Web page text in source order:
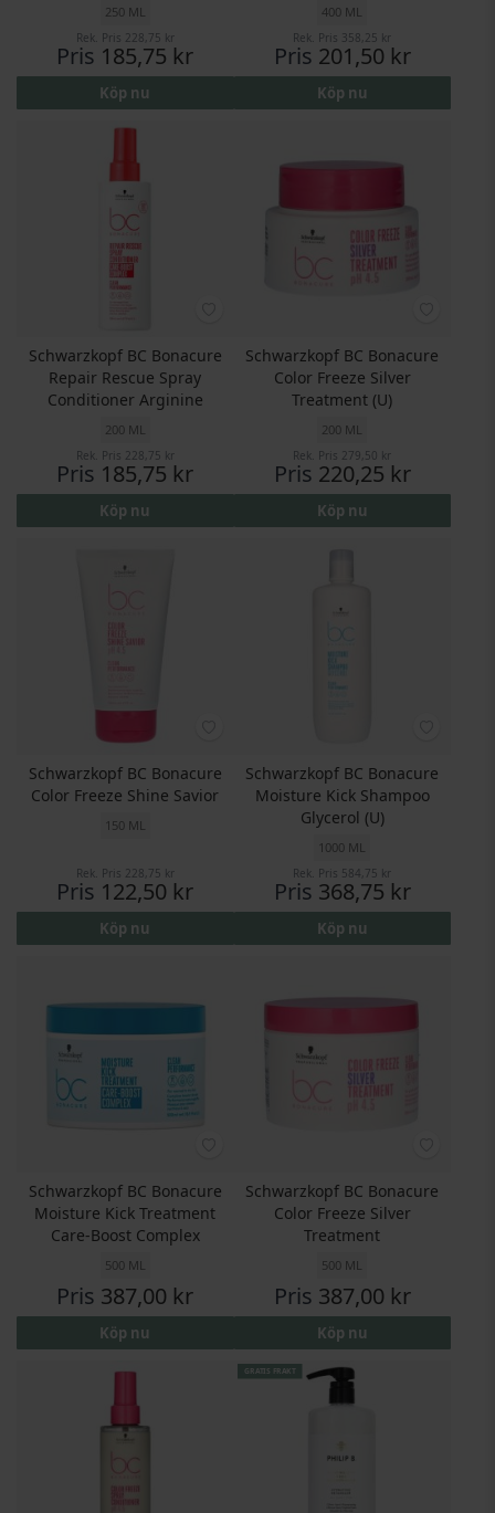
250 ML
Rek. Pris 228,75 kr
Pris 185,75 kr
Köp nu
400 ML
Rek. Pris 358,25 kr
Pris 201,50 kr
Köp nu
Schwarzkopf BC Bonacure
Repair Rescue Spray
Conditioner Arginine
200 ML
Rek. Pris 228,75 kr
Pris 185,75 kr
Köp nu
Schwarzkopf BC Bonacure
Color Freeze Silver
Treatment (U)
200 ML
Rek. Pris 279,50 kr
Pris 220,25 kr
Köp nu
Schwarzkopf BC Bonacure
Color Freeze Shine Savior
150 ML
Rek. Pris 228,75 kr
Pris 122,50 kr
Köp nu
Schwarzkopf BC Bonacure
Moisture Kick Shampoo
Glycerol (U)
1000 ML
Rek. Pris 584,75 kr
Pris 368,75 kr
Köp nu
Schwarzkopf BC Bonacure
Moisture Kick Treatment
Care-Boost Complex
500 ML
Pris 387,00 kr
Köp nu
Schwarzkopf BC Bonacure
Color Freeze Silver
Treatment
500 ML
Pris 387,00 kr
Köp nu
GRATIS FRAKT